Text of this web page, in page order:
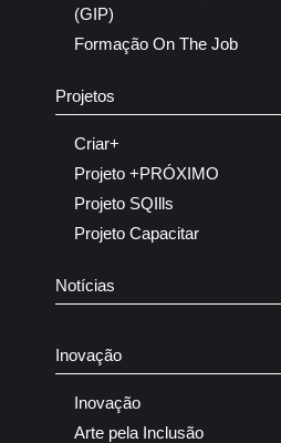
(GIP)
Formação On The Job
Projetos
Criar+
Projeto +PRÓXIMO
Projeto SQIlls
Projeto Capacitar
Notícias
Inovação
Inovação
Arte pela Inclusão